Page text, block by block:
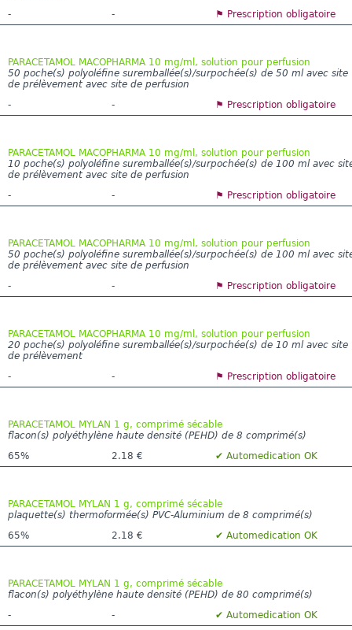
-
- ⚑ Prescription obligatoire
PARACETAMOL MACOPHARMA 10 mg/ml, solution pour perfusion
50 poche(s) polyoléfine suremballée(s)/surpochée(s) de 50 ml avec site
de prélèvement avec site de perfusion
-
- ⚑ Prescription obligatoire
PARACETAMOL MACOPHARMA 10 mg/ml, solution pour perfusion
10 poche(s) polyoléfine suremballée(s)/surpochée(s) de 100 ml avec
de prélèvement avec site de perfusion
-
- ⚑ Prescription obligatoire
PARACETAMOL MACOPHARMA 10 mg/ml, solution pour perfusion
50 poche(s) polyoléfine suremballée(s)/surpochée(s) de 100 ml avec
de prélèvement avec site de perfusion
-
- ⚑ Prescription obligatoire
PARACETAMOL MACOPHARMA 10 mg/ml, solution pour perfusion
20 poche(s) polyoléfine suremballée(s)/surpochée(s) de 10 ml avec site
de prélèvement
-
- ⚑ Prescription obligatoire
PARACETAMOL MYLAN 1 g, comprimé sécable
flacon(s) polyéthylène haute densité (PEHD) de 8 comprimé(s)
65%
2.18 € ✔ Automedication OK
PARACETAMOL MYLAN 1 g, comprimé sécable
plaquette(s) thermoformée(s) PVC-Aluminium de 8 comprimé(s)
65%
2.18 € ✔ Automedication OK
PARACETAMOL MYLAN 1 g, comprimé sécable
flacon(s) polyéthylène haute densité (PEHD) de 80 comprimé(s)
-
- ✔ Automedication OK